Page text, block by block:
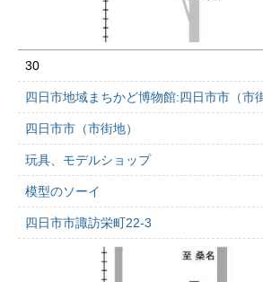
30
四日市地域まちかど博物館:四日市市（市
四日市市（市街地）
玩具、モデルショップ
模型のソーイ
四日市市諏訪栄町22-3